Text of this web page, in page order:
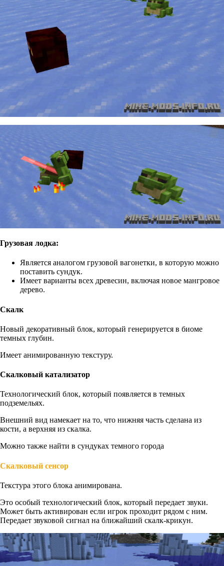
Грузовая лодка:
Является аналогом грузовой вагонетки, в которую можно
поставить сундук.
Имеет варианты всех древесин, включая новое мангровое
дерево.
Скалк
Новый декоративный блок, который генерируется в биоме
темных глубин.
Имеет анимированную текстуру.
Скалковый катализатор
Технологический блок, который появляется в темных
подземельях.
Внешний вид намекает на то, что нижняя часть сделана из
кости, а верхняя из скалка.
Можно также найти в сундуках темного города
Скалковый сенсор
Текстура этого блока анимирована.
Это особый технологический блок, который передает звуки.
Может быть активирован если игрок проходит рядом с ним.
Передает звуковой сигнал на ближайший скалк-крикун.